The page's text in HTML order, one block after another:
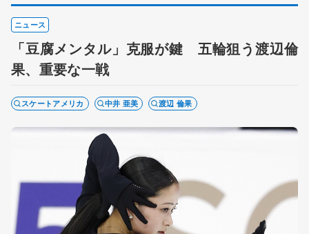
ニュース
「豆腐メンタル」克服が鍵 五輪狙う渡辺倫
果、重要な一戦
スケートアメリカ 中井 亜美 渡辺 倫果